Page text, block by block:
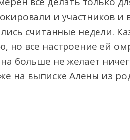
и участников и
считанные недели.
но все настроение ей
больше не желает
на выписке Алены из